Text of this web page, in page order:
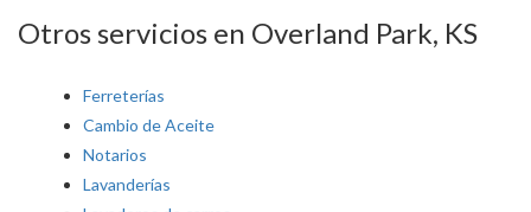
Otros servicios en Overland Park, KS
Ferreterías
Cambio de Aceite
Notarios
Lavanderías